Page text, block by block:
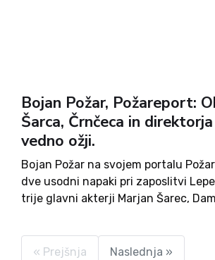
Bojan Požar, Požareport:
Šarca, Črnčeca in
vedno ožji.
Bojan Požar na svojem portalu
dve usodni napaki pri zaposlitvi
trije glavni akterji Marjan Šarec,
moral Kozmelj priznati, da je pri...
« Prejšnja
Naslednja »